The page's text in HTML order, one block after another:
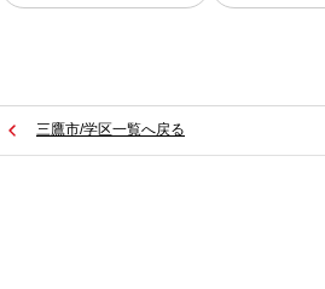
三鷹市/学区一覧へ戻る